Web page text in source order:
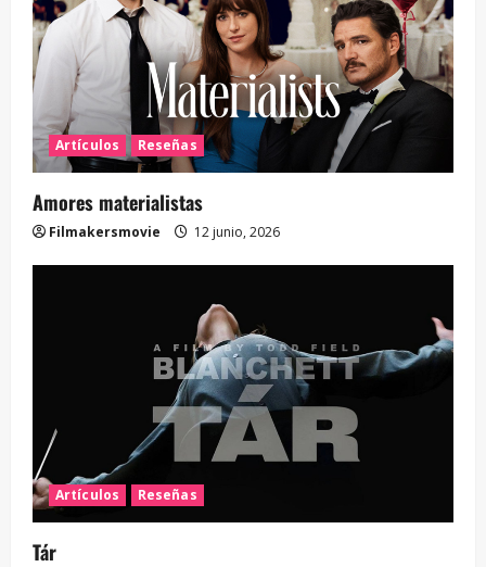
Artículos Reseñas
Amores materialistas
Filmakersmovie 12 junio, 2026
Artículos Reseñas
Tár